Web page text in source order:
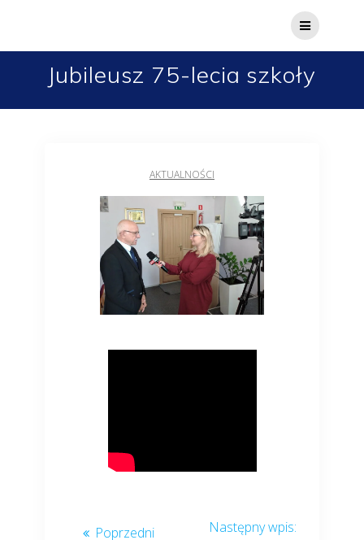
Jubileusz 75-lecia szkoły
AKTUALNOŚCI